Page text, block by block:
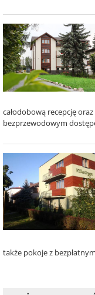
całodobową recepcję
bezprzewodowym
także pokoje z